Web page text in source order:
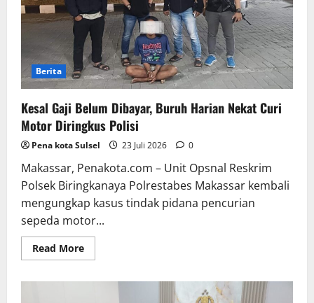
Gelar
Kerja
Bakti
Berita
Kesal Gaji Belum Dibayar, Buruh Harian Nekat Curi
Motor Diringkus Polisi
Pena kota Sulsel 23 Juli 2026 0
Makassar, Penakota.com – Unit Opsnal Reskrim
Polsek Biringkanaya Polrestabes Makassar kembali
mengungkap kasus tindak pidana pencurian
sepeda motor...
Read MoreRead
more